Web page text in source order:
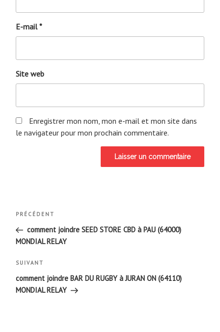
E-mail*
Site web
Enregistrer mon nom, mon e-mail et mon site dans
le navigateur pour mon prochain commentaire.
Navigation
de
l’article
Article
précédent
PRÉCÉDENT
comment joindre SEED STORE CBD à PAU (64000)
MONDIAL RELAY
Article
suivant
SUIVANT
comment joindre BAR DU RUGBY à JURAN ON (64110)
MONDIAL RELAY